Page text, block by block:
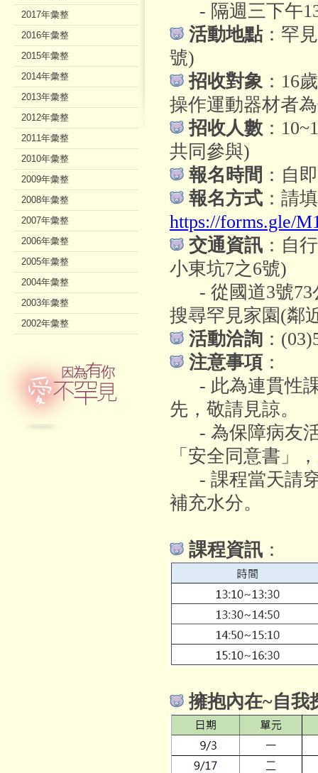
- 隔週三下午
活動地點： 罕
號)
招收對象： 16
操作運動器材者
招收人數 ：
共同參與)
報名時間 ：自
報名方式 ：請
https://forms.gle/
交通資訊 ：自
小東坑7之6號)
- 從國道3號73
搜尋罕見家園(鄰
活動洽詢 ：
注意事項 ：
- 此為連貫性課
先，敬請見諒。
- 為保障病友活
「安全同意書」
- 課程當天請穿
補充水分。
課程資訊 ：
擁抱內在~自我
2017年彙整
2016年彙整
2015年彙整
2014年彙整
2013年彙整
2012年彙整
2011年彙整
2010年彙整
2009年彙整
2008年彙整
2007年彙整
2006年彙整
2005年彙整
2004年彙整
2003年彙整
2002年彙整